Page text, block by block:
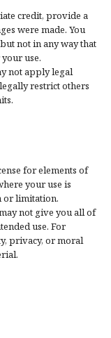
credit, provide a
were made. You
not in any way that
use.
not apply legal
restrict others
for elements of
your use is
or limitation.
not give you all of
use. For
privacy, or moral